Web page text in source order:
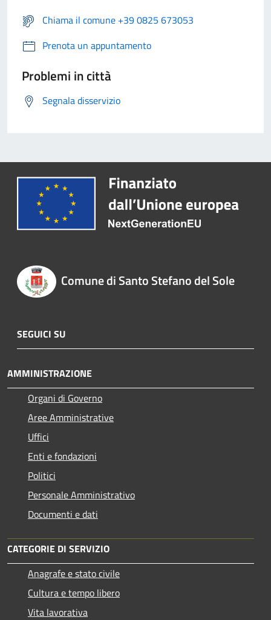
Chiama il comune +39 0825 673053
Prenota un appuntamento
Problemi in città
Segnala disservizio
Comune di Santo Stefano del Sole
SEGUICI SU
AMMINISTRAZIONE
Organi di Governo
Aree Amministrative
Uffici
Enti e fondazioni
Politici
Personale Amministrativo
Documenti e dati
CATEGORIE DI SERVIZIO
Anagrafe e stato civile
Cultura e tempo libero
Vita lavorativa